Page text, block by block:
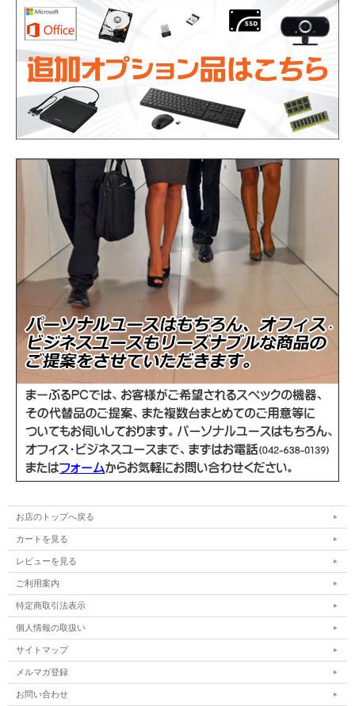
お店のトップへ戻る
カートを見る
レビューを見る
ご利用案内
特定商取引法表示
個人情報の取扱い
サイトマップ
メルマガ登録
お問い合わせ